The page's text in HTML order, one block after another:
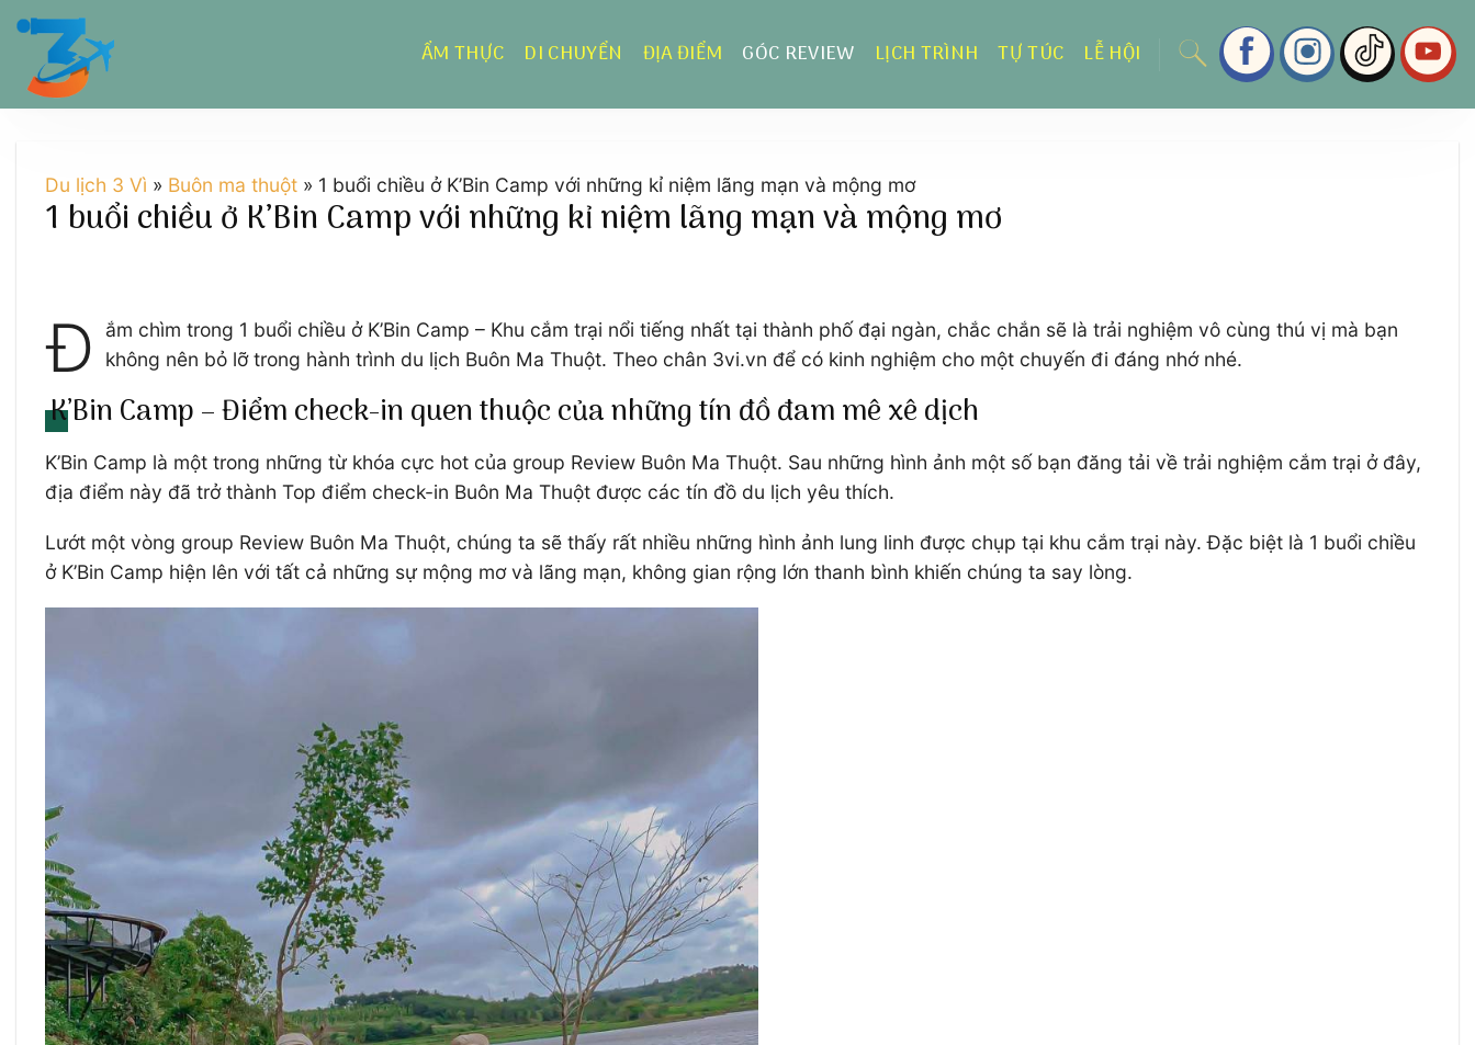
Chuyển
dung
ẨM THỰC DI CHUYỂN ĐỊA ĐIỂM GÓC REVIEW LỊCH TRÌNH TỰ TÚC LỄ HỘI
Du lịch 3 Vì » Buôn ma thuột » 1 buổi chiều ở K’Bin Camp với những kỉ niệm lãng mạn và mộng mơ
1 buổi chiều ở K’Bin Camp với những kỉ niệm lãng mạn và mộng mơ
Đ
ắm chìm trong 1 buổi chiều ở K’Bin Camp – Khu cắm trại nổi tiếng nhất tại thành phố đại ngàn, chắc chắn sẽ là trải nghiệm vô cùng thú vị mà bạn
không nên bỏ lỡ trong hành trình du lịch Buôn Ma Thuột. Theo chân 3vi.vn để có kinh nghiệm cho một chuyến đi đáng nhớ nhé.
K’Bin Camp – Điểm check-in quen thuộc của những tín đồ đam mê xê dịch
K’Bin Camp là một trong những từ khóa cực hot của group Review Buôn Ma Thuột. Sau những hình ảnh một số bạn đăng tải về trải nghiệm cắm trại ở đây,
địa điểm này đã trở thành Top điểm check-in Buôn Ma Thuột được các tín đồ du lịch yêu thích.
Lướt một vòng group Review Buôn Ma Thuột, chúng ta sẽ thấy rất nhiều những hình ảnh lung linh được chụp tại khu cắm trại này. Đặc biệt là 1 buổi chiều
ở K’Bin Camp hiện lên với tất cả những sự mộng mơ và lãng mạn, không gian rộng lớn thanh bình khiến chúng ta say lòng.